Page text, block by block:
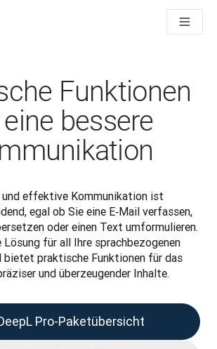
Flow: Neue KI-gestützte Workflows für
in KI‑Sprachtechnologie? Ein
bei DeepL
Textübersetzung zur Echtzeit-
accessible voice demo with DeepL
Funktionen
bessere
und effektive Kommunikation ist
egal ob Sie eine E‑Mail verfassen,
oder einen Text umformulieren.
für all Ihre sprachbezogenen
bietet praktische Funktionen für das
und überzeugender Inhalte.
Pro-Paketübersicht